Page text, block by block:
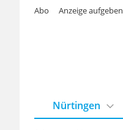
Nürtingen
Abo Anzeige aufgeben